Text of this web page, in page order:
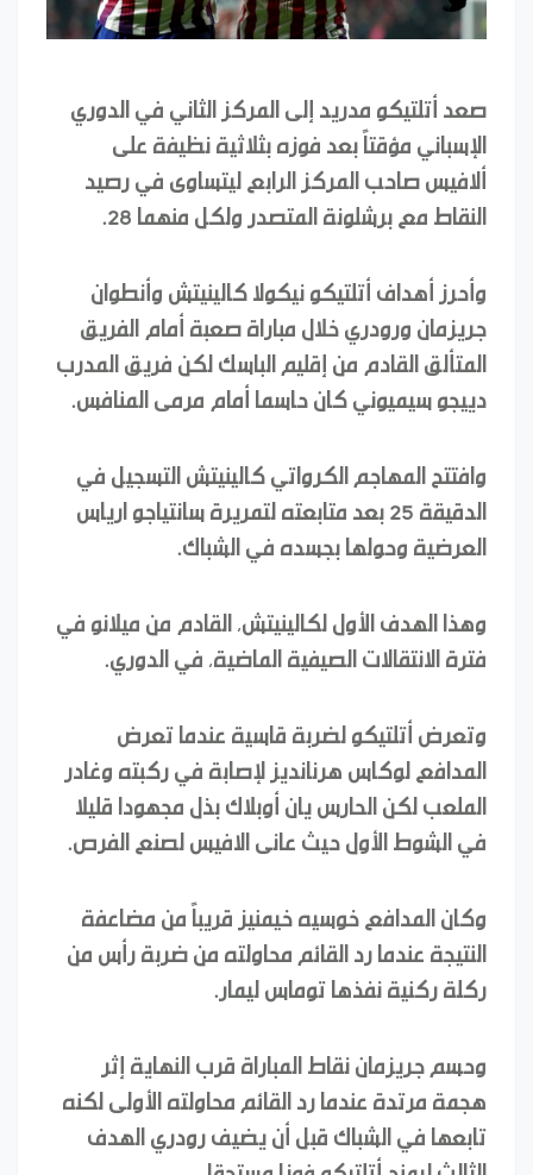
صعد أتلتيكو مدريد إلى المركز الثاني في الدوري
الإسباني مؤقتاً بعد فوزه بثلاثية نظيفة على
ألافيس صاحب المركز الرابع ليتساوى في رصيد
النقاط مع برشلونة المتصدر ولكل منهما 28.
وأحرز أهداف أتلتيكو نيكولا كالينيتش وأنطوان
جريزمان ورودري خلال مباراة صعبة أمام الفريق
المتألق القادم من إقليم الباسك لكن فريق المدرب
دييجو سيميوني كان حاسما أمام مرمى المنافس.
وافتتح المهاجم الكرواتي كالينيتش التسجيل في
الدقيقة 25 بعد متابعته لتمريرة سانتياجو ارياس
العرضية وحولها بجسده في الشباك.
وهذا الهدف الأول لكالينيتش، القادم من ميلانو في
فترة الانتقالات الصيفية الماضية، في الدوري.
وتعرض أتلتيكو لضربة قاسية عندما تعرض
المدافع لوكاس هرنانديز لإصابة في ركبته وغادر
الملعب لكن الحارس يان أوبلاك بذل مجهودا قليلا
في الشوط الأول حيث عانى الافيس لصنع الفرص.
وكان المدافع خوسيه خيمنيز قريباً من مضاعفة
النتيجة عندما رد القائم محاولته من ضربة رأس من
ركلة ركنية نفذها توماس ليمار.
وحسم جريزمان نقاط المباراة قرب النهاية إثر
هجمة مرتدة عندما رد القائم محاولته الأولى لكنه
تابعها في الشباك قبل أن يضيف رودري الهدف